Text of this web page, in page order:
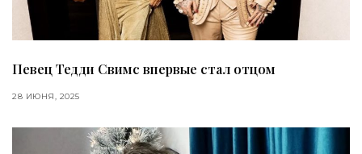
Певец Тедди Свимс впервые стал отцом
28 ИЮНЯ, 2025